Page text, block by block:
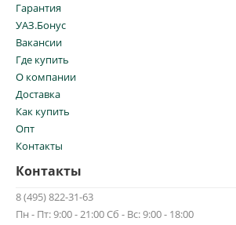
Гарантия
УАЗ.Бонус
Вакансии
Где купить
О компании
Доставка
Как купить
Опт
Контакты
Контакты
8 (495) 822-31-63
Пн - Пт: 9:00 - 21:00 Сб - Вс: 9:00 - 18:00